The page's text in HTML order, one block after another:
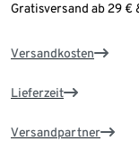
Gratisversand ab 29 €
Versandkosten
Lieferzeit
Versandpartner